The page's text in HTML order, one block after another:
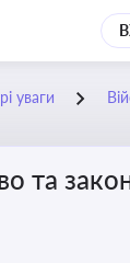
уваги
та